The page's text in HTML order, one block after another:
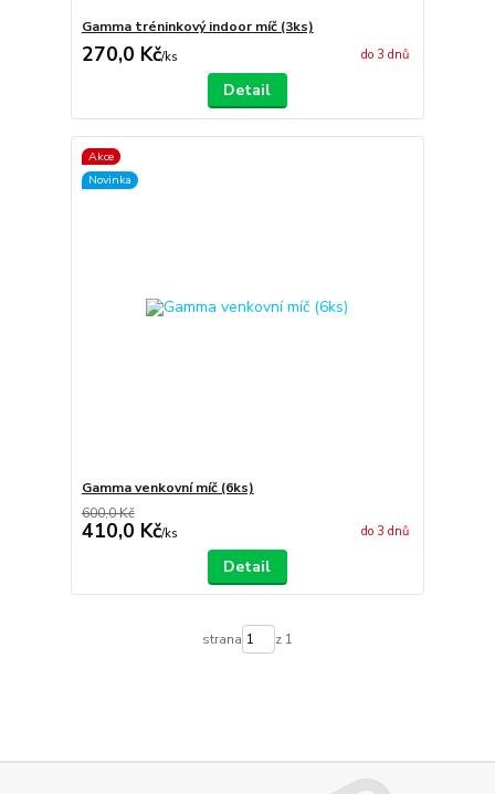
Gamma tréninkový indoor míč (3ks)
270,0 Kč/ks do 3 dnů
Detail
Akce
Novinka
Gamma venkovní míč (6ks)
600,0 Kč
410,0 Kč/ks do 3 dnů
Detail
strana z 1